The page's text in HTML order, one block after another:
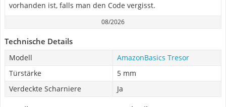
vorhanden ist, falls man den Code vergisst.
08/2026
Technische Details
Modell
AmazonBasics Tresor
Türstärke
5 mm
Verdeckte Scharniere
Ja